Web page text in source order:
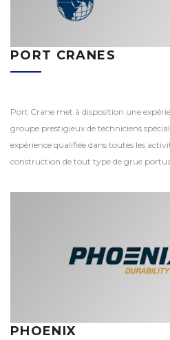
PORT CRANES
Port Crane met à disposition une
groupe prestigieux de techniciens
expérience qualifiée dans toutes les
construction de tout type de grue
PHOENIX